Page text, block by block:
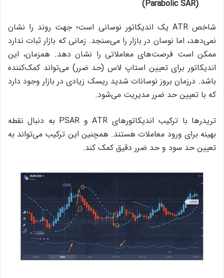
(
Parabolic SAR
)
شاخص ATR یک اندیکاتور نوسانی است؛ جهت روند را نشان
نمی‌دهد، ‌اما نوسان در بازار را می‌سنجد. زمانی که بازار ثبات ندارد
ممکن است فرصت‌های معاملاتی را نشان دهد. همزمان، این
اندیکاتور برای تعیین استاپ لاس (حد ضرر) می‌تواند کمک‌کننده
باشد. درزمان بروز نوسانات شدید ریسک زیادی در بازار وجود دارد
که با تعیین حد ضرر مدیریت می‌شود.
تریدرها با ترکیب اندیکاتورهای ATR و PSAR به دنبال نقطه
بهینه برای ورود معاملات هستند. همچنین این ترکیب می‌تواند به
تعیین حد سود و حد ضرر دقیق کمک کند.